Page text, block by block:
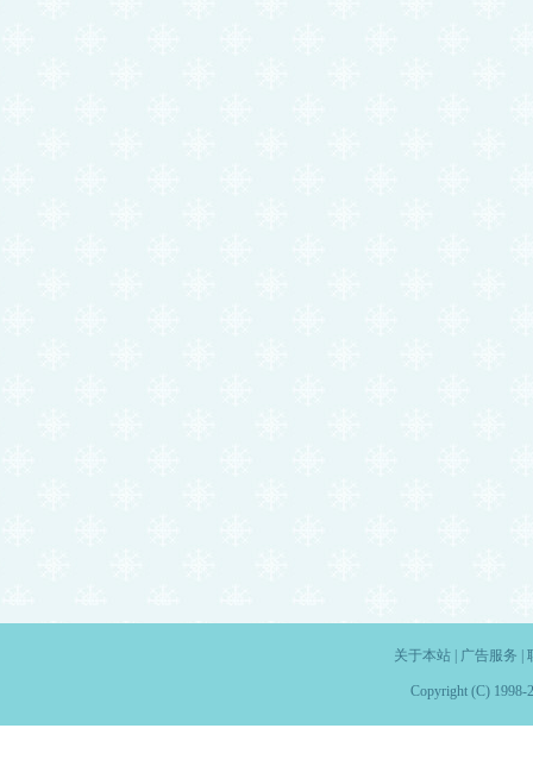
关于本站| 广告服务
Copyright (C) 1998-